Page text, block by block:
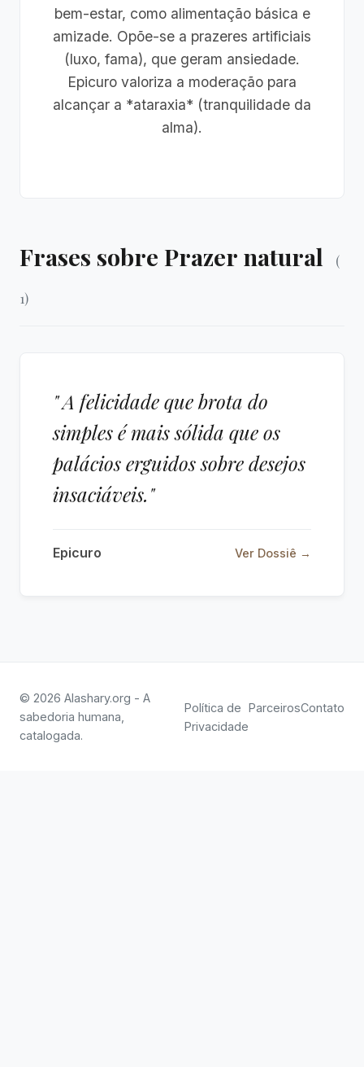
bem-estar, como alimentação básica e
amizade. Opõe-se a prazeres artificiais
(luxo, fama), que geram ansiedade.
Epicuro valoriza a moderação para
alcançar a *ataraxia* (tranquilidade da
alma).
Frases sobre Prazer natural (
1)
" A felicidade que brota do
simples é mais sólida que os
palácios erguidos sobre desejos
insaciáveis."
Epicuro Ver Dossiê →
© 2026 Alashary.org - A
sabedoria humana,
catalogada.
Política de
Privacidade
ParceirosContato